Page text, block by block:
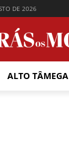
DE 2026
ALTO TÂMEGA